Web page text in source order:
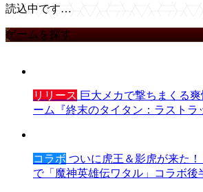
読込中です…
ゲームを探す
リリース 巨大メカで撃ちまくる
ーム『終末のタイタン：ラストラ
コラボ ついに虎王＆影虎が来た！
で「魔神英雄伝ワタル」コラボ後